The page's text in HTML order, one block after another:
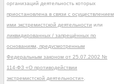
организаций деятельность которых
приостановлена в связи с осуществлением
ими экстремистской деятельности или
ликвидированных / запрещённых по
основаниям, предусмотренным
Федеральным законом от 25.07.2002 №
114-ФЗ «О противодействии
экстремистской деятельности»